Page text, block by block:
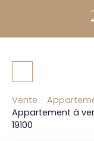
Vente
Appartement à
19100